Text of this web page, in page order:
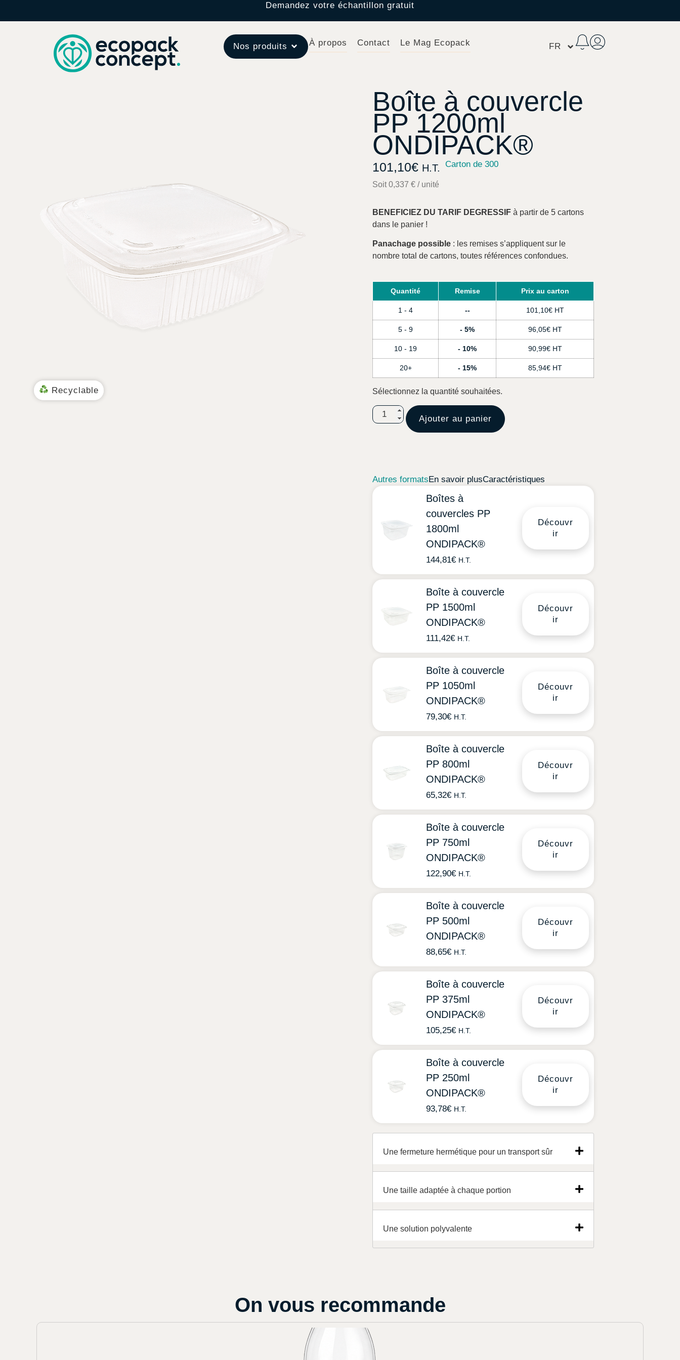
Demandez votre échantillon gratuit
Nos produits À propos Contact Le Mag Ecopack FR
Recyclable
Boîte à couvercle
PP 1200ml
ONDIPACK®
101,10€ H.T.
Soit 0,337 € / unité
Carton de 300
BENEFICIEZ DU TARIF DEGRESSIF à partir de 5 cartons
dans le panier !
Panachage possible : les remises s’appliquent sur le
nombre total de cartons, toutes références confondues.
Quantité Remise Prix au carton
1 - 4 - 101,10€
5 - 9 5% 96,05€
10 - 19 10% 90,99€
20+ 15% 85,94€
Sélectionnez la quantité souhaitées.
Ajouter au panier
Autres formats En savoir plusCaractéristiques
Boîtes à
couvercles PP
1800ml
ONDIPACK®
144,81€ H.T.
Découvr
ir
Boîte à couvercle
PP 1500ml
ONDIPACK®
111,42€ H.T.
Découvr
ir
Boîte à couvercle
PP 1050ml
ONDIPACK®
79,30€ H.T.
Découvr
ir
Boîte à couvercle
PP 800ml
ONDIPACK®
65,32€ H.T.
Découvr
ir
Boîte à couvercle
PP 750ml
ONDIPACK®
122,90€ H.T.
Découvr
ir
Boîte à couvercle
PP 500ml
ONDIPACK®
88,65€ H.T.
Découvr
ir
Boîte à couvercle
PP 375ml
ONDIPACK®
105,25€ H.T.
Découvr
ir
Boîte à couvercle
PP 250ml
ONDIPACK®
93,78€ H.T.
Découvr
ir
Une fermeture hermétique pour un transport sûr
Une taille adaptée à chaque portion
Une solution polyvalente
On vous recommande